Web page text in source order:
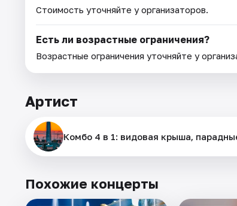
Стоимость уточняйте у организаторов.
Есть ли возрастные ограничения?
Возрастные ограничения уточняйте у
Артист
Комбо 4 в 1: видовая крыша,
Похожие концерты